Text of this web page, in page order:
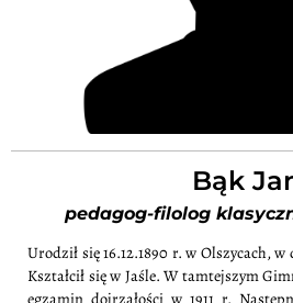
Bąk
pedagog-filolog
Urodził się 16.12.1890 r. w Olszycach,
Kształcił się w Jaśle. W tamtejszym